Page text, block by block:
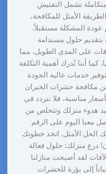
تشمل التفتيش
الأمثل للمكافحة،
عودة المشكلة مستقبلاً.
بتقديم حلول مستدامة
على المدى الطويل، مما
كما أننا نُدرك أهمية التكلفة
خدمات عالية الجودة
مكافحة حشرات الخيران
مناسبة، فلا تتردد في
هدوء منزلك وتتخلص من
معنا اليوم على الرقم
لك الحل الأمثل. اتخذ خطوتك
درع منزلك: حلول فعالة
لقد أصبحت منازلنا
إلى بؤرة للحشرات